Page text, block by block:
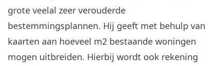
grote veelal zeer verouderde
bestemmingsplannen. Hij geeft met behulp van
kaarten aan hoeveel m2 bestaande woningen
mogen uitbreiden. Hierbij wordt ook rekening